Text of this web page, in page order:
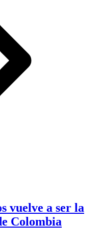
vuelve a ser la
Colombia